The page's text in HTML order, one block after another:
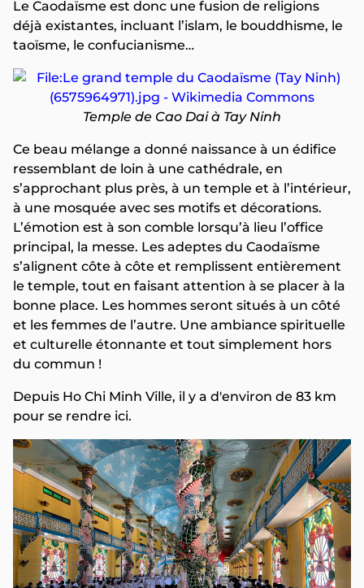
Le Caodaïsme est donc une fusion de religions
déjà existantes, incluant l’islam, le bouddhisme, le
taoïsme, le confucianisme…
Temple de Cao Dai à Tay Ninh
Ce beau mélange a donné naissance à un édifice
ressemblant de loin à une cathédrale, en
s’approchant plus près, à un temple et à l’intérieur,
à une mosquée avec ses motifs et décorations.
L’émotion est à son comble lorsqu’à lieu l’office
principal, la messe. Les adeptes du Caodaïsme
s’alignent côte à côte et remplissent entièrement
le temple, tout en faisant attention à se placer à la
bonne place. Les hommes seront situés à un côté
et les femmes de l’autre. Une ambiance spirituelle
et culturelle étonnante et tout simplement hors
du commun !
Depuis Ho Chi Minh Ville, il y a d'environ de 83 km
pour se rendre ici.